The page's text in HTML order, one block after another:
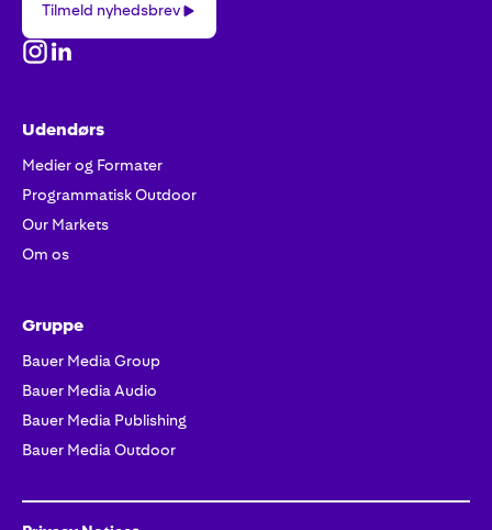
nyhedsbrev
Tilmeld nyhedsbrev
Udendørs
Medier og Formater
Programmatisk Outdoor
Our Markets
Om os
Gruppe
Bauer Media Group
Bauer Media Audio
Bauer Media Publishing
Bauer Media Outdoor